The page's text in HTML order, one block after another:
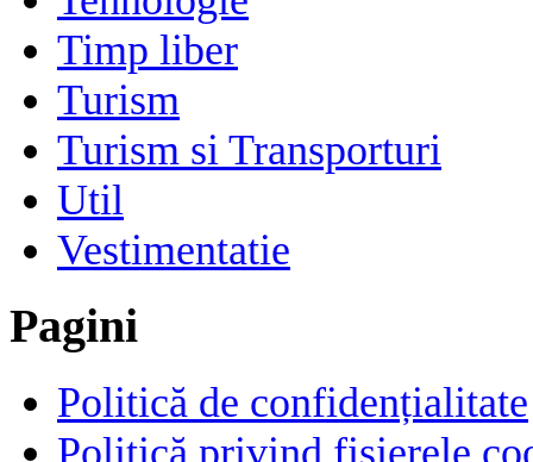
Timp liber
Turism
Turism si Transporturi
Util
Vestimentatie
Pagini
Politică de confidențialitate